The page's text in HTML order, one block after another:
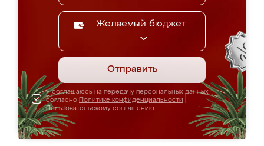
Желаемый бюджет
Отправить
Я соглашаюсь на передачу персональных данных
согласно Политике конфиденциальности
Пользовательскому соглашению